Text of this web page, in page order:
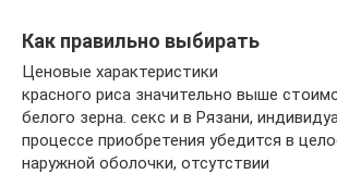
Как правильно выбирать
Ценовые характеристики
красного риса значительно выше
белого зерна. секс и в Рязани,
процессе приобретения убедится в
наружной оболочки, отсутствии